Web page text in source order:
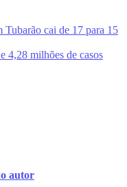
Tubarão cai de 17 para 15
4,28 milhões de casos
autor